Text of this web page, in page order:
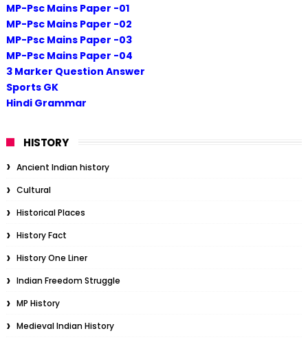
MP-Psc Mains Paper -01
MP-Psc Mains Paper -02
MP-Psc Mains Paper -03
MP-Psc Mains Paper -04
3 Marker Question Answer
Sports GK
Hindi Grammar
HISTORY
Ancient Indian history
Cultural
Historical Places
History Fact
History One Liner
Indian Freedom Struggle
MP History
Medieval Indian History